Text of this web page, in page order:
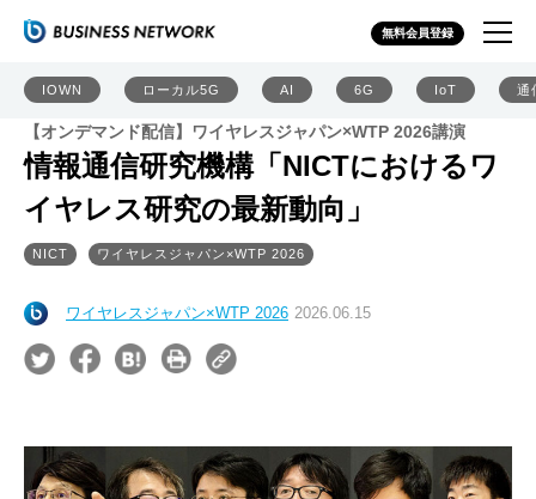
無料会員登録
IOWN ローカル5G AI 6G IoT 通
【オンデマンド配信】ワイヤレスジャパン×WTP 2026講演
情報通信研究機構「NICTにおけるワ
イヤレス研究の最新動向」
NICT ワイヤレスジャパン×WTP 2026
ワイヤレスジャパン×WTP 2026 2026.06.15